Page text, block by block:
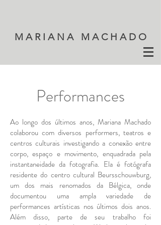
M A R I A N A M A C H A D O
Performances
Ao longo dos últimos anos, Mariana Machado
colaborou com diversos performers, teatros e
centros culturais investigando a conexão entre
corpo, espaço e movimento, enquadrada pela
instantaneidade da fotografia. Ela é fotógrafa
residente do centro cultural Beursschouwburg,
um dos mais renomados da Bélgica, onde
documentou uma ampla variedade de
performances artísticas nos últimos dois anos.
Além disso, parte de seu trabalho foi